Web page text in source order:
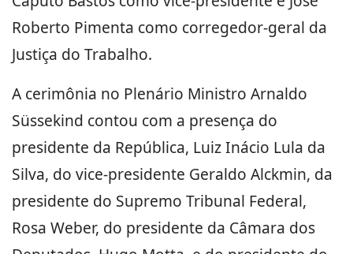
Roberto Pimenta como corregedor-geral da
Justiça do Trabalho.
A cerimônia no Plenário Ministro Arnaldo
Süssekind contou com a presença do
presidente da República, Luiz Inácio Lula da
Silva, do vice-presidente Geraldo Alckmin, da
presidente do Supremo Tribunal Federal,
Rosa Weber, do presidente da Câmara dos